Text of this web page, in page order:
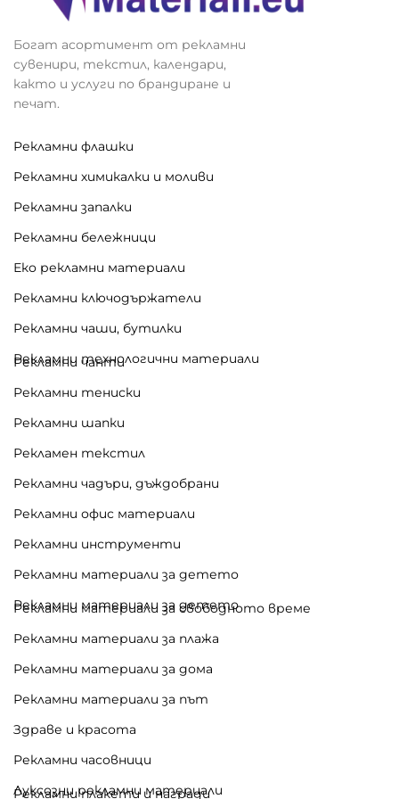
Богат асортимент от рекламни
сувенири, текстил, календари,
както и услуги по брандиране и
печат.
Рекламни флашки
Рекламни химикалки и моливи
Рекламни запалки
Рекламни бележници
Еко рекламни материали
Рекламни ключодържатели
Рекламни чаши, бутилки
Рекламни технологични материали
Рекламни чанти
Рекламни тениски
Рекламни шапки
Рекламен текстил
Рекламни чадъри, дъждобрани
Рекламни офис материали
Рекламни инструменти
Рекламни материали за детето
Рекламни материали за детето
Рекламни материали за свободното време
Рекламни материали за плажа
Рекламни материали за дома
Рекламни материали за път
Здраве и красота
Рекламни часовници
Луксозни рекламни материали
Рекламни плакети и награди